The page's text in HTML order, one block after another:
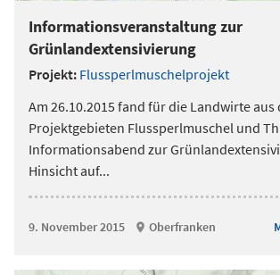
Informationsveranstaltung zur
Grünlandextensivierung
Projekt: Flussperlmuschelprojekt
Am 26.10.2015 fand für die Landwirte aus
Projektgebieten Flussperlmuschel und
Informationsabend zur
Hinsicht auf...
9. November 2015 Oberfranken